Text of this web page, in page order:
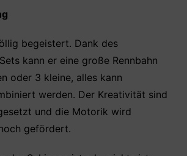
begeistert. Dank des
kann er eine große Rennbahn
oder 3 kleine, alles kann
werden. Der Kreativität sind
und die Motorik wird
gefördert.